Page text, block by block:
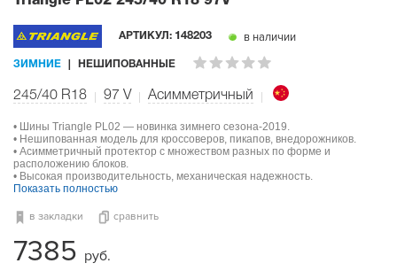
АРТИКУЛ: 148203 в наличии
ЗИМНИЕ НЕШИПОВАННЫЕ
245/40 R18 97 V Асимметричный
• Шины Triangle PL02 — новинка зимнего сезона-2019.
• Нешипованная модель для кроссоверов, пикапов, внедорожников.
• Асимметричный протектор с множеством разных по форме и
расположению блоков.
• Высокая производительность, механическая надежность.
Показать полностью
в закладки сравнить
7385 руб.